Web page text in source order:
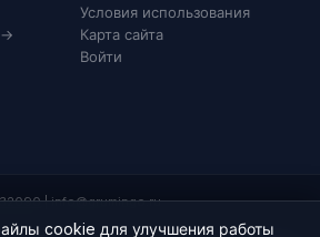
cookie для улучшения работы
→
Условия использования
Карта сайта
Войти
|info@grumingo.ru